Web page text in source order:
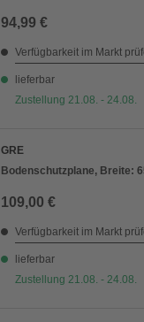
94,99 €
Verfügbarkeit im Markt
lieferbar
Zustellung 21.08. - 24.08.
GRE
Bodenschutzplane, Breite:
109,00 €
Verfügbarkeit im Markt
lieferbar
Zustellung 21.08. - 24.08.